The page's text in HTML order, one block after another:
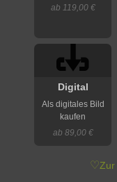
ab 119,00 €
Digital
Als digitales Bild
kaufen
ab 89,00 €
♡Zur